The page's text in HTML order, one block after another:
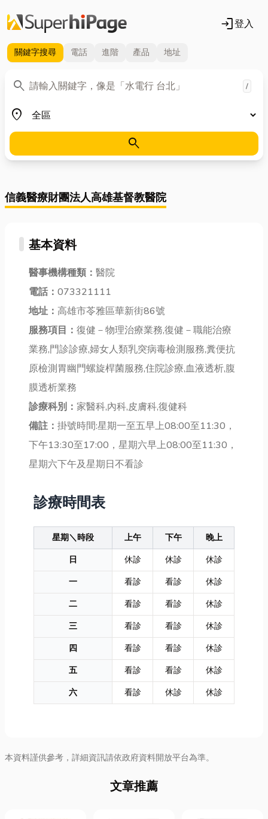
login登入
關鍵字搜尋 電話 進階 產品 地址
search
關鍵字 /
place
地區
search
信義醫療財團法人高雄基督教醫院
基本資料
醫事機構種類： 醫院
電話： 073321111
地址： 高雄市苓雅區華新街86號
服務項目： 復健－物理治療業務,復健－職能治療
業務,門診診療,婦女人類乳突病毒檢測服務,糞便抗
原檢測胃幽門螺旋桿菌服務,住院診療,血液透析,腹
膜透析業務
診療科別： 家醫科,內科,皮膚科,復健科
備註： 掛號時間:星期一至五早上08:00至11:30，
下午13:30至17:00，星期六早上08:00至11:30，
星期六下午及星期日不看診
診療時間表
星期＼時段 上午 下午
晚上
日
休診 休診
休診
一
看診 看診
休診
二
看診 看診
休診
三
看診 看診
休診
四
看診 看診
休診
五
看診 看診
休診
六
看診 休診 休診
本資料謹供參考，詳細資訊請依政府資料開放平台為準。
文章推薦